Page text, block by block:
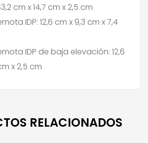
cm x 14,7 cm x 2,5 cm
IDP: 12,6 cm x 9,3 cm x 7,4
IDP de baja elevación: 12,6
x 2,5 cm
RELACIONADOS